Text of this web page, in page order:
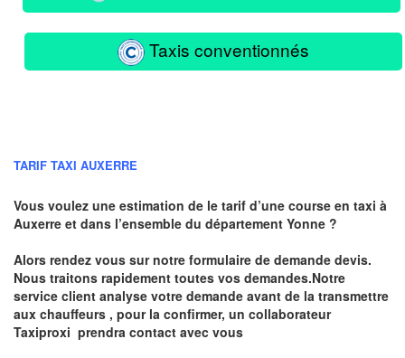
Taxis conventionnés
TARIF TAXI AUXERRE
Vous voulez une estimation de le tarif d’une course en taxi à
Auxerre et dans l’ensemble du département Yonne ?
Alors rendez vous sur notre formulaire de demande devis.
Nous traitons rapidement toutes vos demandes.Notre
service client analyse votre demande avant de la transmettre
aux chauffeurs , pour la confirmer, un collaborateur
Taxiproxi prendra contact avec vous